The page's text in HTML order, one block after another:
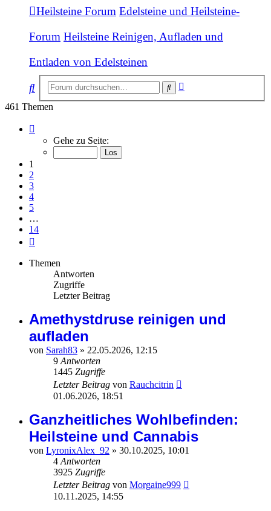
Heilsteine Forum Edelsteine und Heilsteine-
Forum Heilsteine Reinigen, Aufladen und
Entladen von Edelsteinen
Suche
Suche
461 Themen
von
Gehe zu Seite:
1
2
3
4
5
…
14
Themen
Antworten
Zugriffe
Letzter Beitrag
Amethystdruse reinigen und
aufladen
von Sarah83 » 22.05.2026, 12:15
9 Antworten
1445 Zugriffe
Letzter Beitrag von Rauchcitrin
01.06.2026, 18:51
Ganzheitliches Wohlbefinden:
Heilsteine und Cannabis
von LyronixAlex_92 » 30.10.2025, 10:01
4 Antworten
3925 Zugriffe
Letzter Beitrag von Morgaine999
10.11.2025, 14:55